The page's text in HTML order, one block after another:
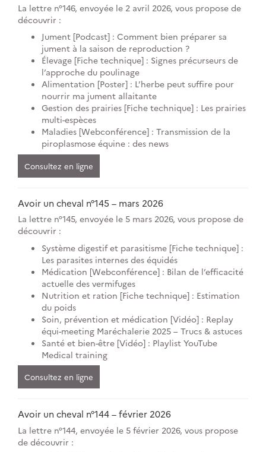
La lettre n°146, envoyée le 2 avril 2026, vous propose de
découvrir :
Jument [Podcast] : Comment bien préparer sa
jument à la saison de reproduction ?
Élevage [Fiche technique] : Signes précurseurs de
l’approche du poulinage
Alimentation [Poster] : L’herbe peut suffire pour
nourrir ma jument allaitante
Gestion des prairies [Fiche technique] : Les prairies
multi-espèces
Maladies [Webconférence] : Transmission de la
piroplasmose équine : des news
Consultez en ligne
Avoir un cheval n°145 – mars 2026
La lettre n°145, envoyée le 5 mars 2026, vous propose de
découvrir :
Système digestif et parasitisme [Fiche technique] :
Les parasites internes des équidés
Médication [Webconférence] : Bilan de l’efficacité
actuelle des vermifuges
Nutrition et ration [Fiche technique] : Estimation
du poids
Soin, prévention et médication [Vidéo] : Replay
équi-meeting Maréchalerie 2025 – Trucs & astuces
Santé et bien-être [Vidéo] : Playlist YouTube
Medical training
Consultez en ligne
Avoir un cheval n°144 – février 2026
La lettre n°144, envoyée le 5 février 2026, vous propose
de découvrir :